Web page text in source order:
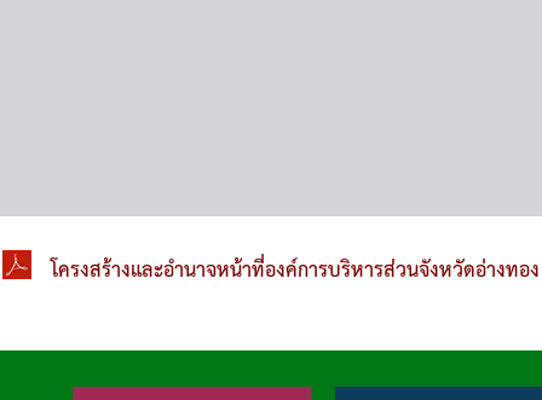
โครงสร้างและอำนาจหน้าที่องค์การบริหารส่วนจังหวัดอ่างทอง